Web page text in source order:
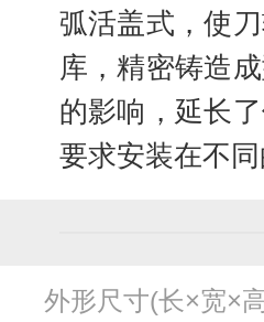
弧活盖式，使
库，精密铸造
的影响，延长
要求安装在不同
外形尺寸(长×宽×